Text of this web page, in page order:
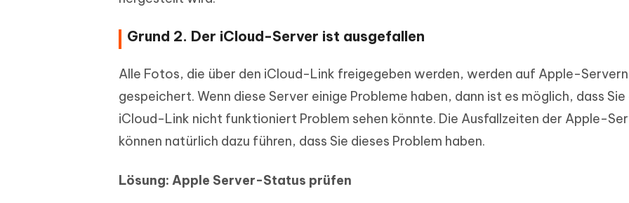
Grund 2. Der iCloud-Server ist ausgefallen
Alle Fotos, die über den iCloud-Link freigegeben werden, werden auf Apple-Servern
gespeichert. Wenn diese Server einige Probleme haben, dann ist es möglich, dass Sie
iCloud-Link nicht funktioniert Problem sehen könnte. Die Ausfallzeiten der Apple-
können natürlich dazu führen, dass Sie dieses Problem haben.
Lösung: Apple Server-Status prüfen